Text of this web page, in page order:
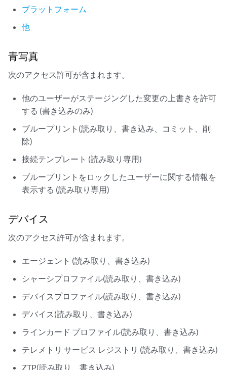
プラットフォーム
他
青写真
次のアクセス許可が含まれます。
他のユーザーがステージングした変更の上書きを許可
する (書き込みのみ)
ブループリント(読み取り、書き込み、コミット、削
除)
接続テンプレート (読み取り専用)
ブループリントをロックしたユーザーに関する情報を
表示する (読み取り専用)
デバイス
次のアクセス許可が含まれます。
エージェント (読み取り、書き込み)
シャーシプロファイル(読み取り、書き込み)
デバイスプロファイル(読み取り、書き込み)
デバイス(読み取り、書き込み)
ラインカード プロファイル(読み取り、書き込み)
テレメトリ サービス レジストリ (読み取り、書き込み)
ZTP(読み取り、書き込み)